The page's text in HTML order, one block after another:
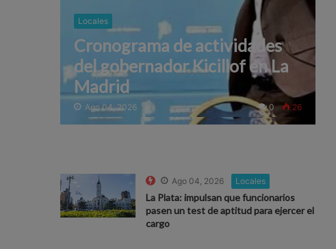
Locales
Cronograma de actividades
del gobernador Kicillof en La
Madrid
Ago 04, 2026 0 26
Ago 04, 2026 Locales
La Plata: impulsan que funcionarios
pasen un test de aptitud para ejercer el
cargo